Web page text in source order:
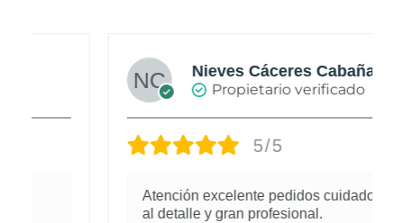
Nieves Cáceres Cabañas
Propietario verificado
5/5
Atención excelente pedidos cuidados
al detalle y gran profesional.